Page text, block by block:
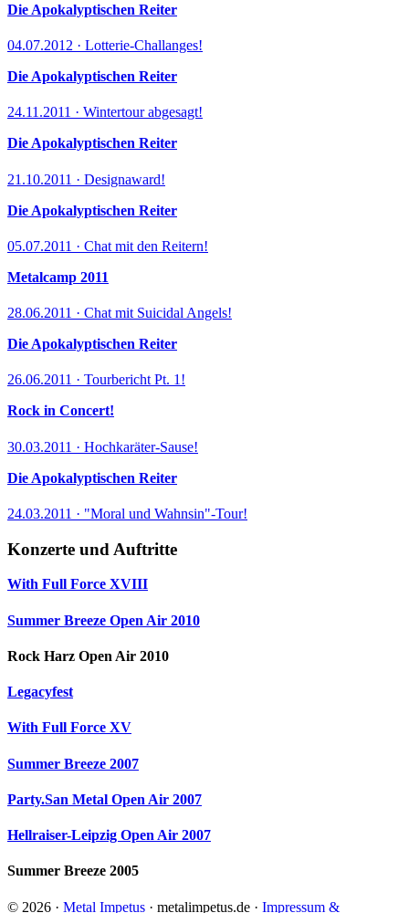
Die Apokalyptischen Reiter
04.07.2012 · Lotterie-Challanges!
Die Apokalyptischen Reiter
24.11.2011 · Wintertour abgesagt!
Die Apokalyptischen Reiter
21.10.2011 · Designaward!
Die Apokalyptischen Reiter
05.07.2011 · Chat mit den Reitern!
Metalcamp 2011
28.06.2011 · Chat mit Suicidal Angels!
Die Apokalyptischen Reiter
26.06.2011 · Tourbericht Pt. 1!
Rock in Concert!
30.03.2011 · Hochkaräter-Sause!
Die Apokalyptischen Reiter
24.03.2011 · "Moral und Wahnsin"-Tour!
Konzerte und Auftritte
With Full Force XVIII
Summer Breeze Open Air 2010
Rock Harz Open Air 2010
Legacyfest
With Full Force XV
Summer Breeze 2007
Party.San Metal Open Air 2007
Hellraiser-Leipzig Open Air 2007
Summer Breeze 2005
© 2026 · Metal Impetus · metalimpetus.de · Impressum &